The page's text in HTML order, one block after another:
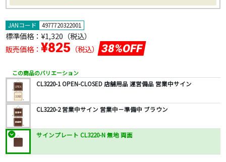
JANコード 4977720322001
標準価格： ¥1,320 （税込）
販売価格： ¥825 （税込） 38%OFF
この商品のバリエーション
CL3220-1 OPEN-CLOSED 店舗用品 運営備品 営業中サイン
CL3220-2 営業中サイン 営業中－準備中 ブラウン
サインプレート CL3220-N 無地 両面